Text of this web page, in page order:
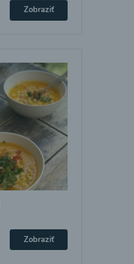
Zobraziť
Zobraziť